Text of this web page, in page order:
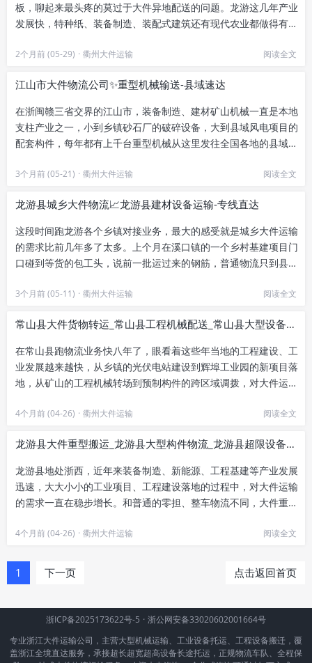
板，聊起来最头疼的莫过于大件异地配送的问题。龙游这几年产业
发展快，特种纸、装备制造、装配式建筑还有现代农业都做得有声
2个月前 (05-29) · 衢州大件运输 阅读全文
江山市大件物流公司✨重型机械输送-县域速达
在浙闽赣三省交界的江山市，装备制造、建材矿山机械一直是本地
支柱产业之一，小到乡镇砂石厂的破碎设备，大到县域风电项目的
配套构件，每年都有上千台重型机械从这里发往全国各地的县域市
3个月前 (05-21) · 衢州大件运输 阅读全文
龙游县城乡大件物流📈龙游县建材设备运输-专线直达
这段时间跑龙游各个乡镇对接业务，最大的感受就是城乡大件运输
的需求比前几年多了太多。上个月在溪口镇的一个乡村基建项目门
口碰到等货的包工头，说前一批运过来的钢筋，普通物流只到县城
3个月前 (05-11) · 衢州大件运输 阅读全文
常山县大件货物转运_常山县工程机械配送_常山县大型设备托运-安全直达
在常山县跑物流业务快八年了，眼看着这些年当地的工程建设、工
业发展越来越快，从乡镇的光伏电站建设到辉埠工业园的新项目落
地，从矿山的工程机械转场到预制构件的跨区域调拨，对大件运输
4个月前 (04-26) · 衢州大件运输 阅读全文
龙游县大件重型搬运_龙游县大型构件物流_龙游县超限设备运输-全境直达
龙游县地处浙西，近年来装备制造、新能源、工程基建等产业发展
迅速，大大小小的工业项目、工程建设落地的过程中，对大件运输
的需求一直在稳步增长。和普通的零担、整车物流不同，大件重型
4个月前 (04-26) · 衢州大件运输 阅读全文
1 下一页 点击返回首页
浙ICP备2025173622号-5 · 浙公网安备33020602001664号
专业浙江大件运输公司，主营大型机械运输、工业设备托运、工程设备搬迁，覆
盖浙江全境直达服务，承接超长超宽超高设备长途托运，正规物流车队、全程保